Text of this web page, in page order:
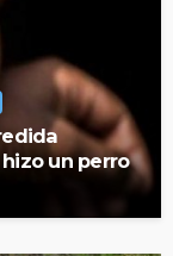
un perro